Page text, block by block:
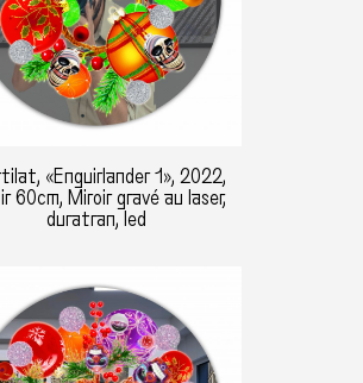
«Enguirlander 1», 2022,
60cm, Miroir gravé au laser,
duratran, led